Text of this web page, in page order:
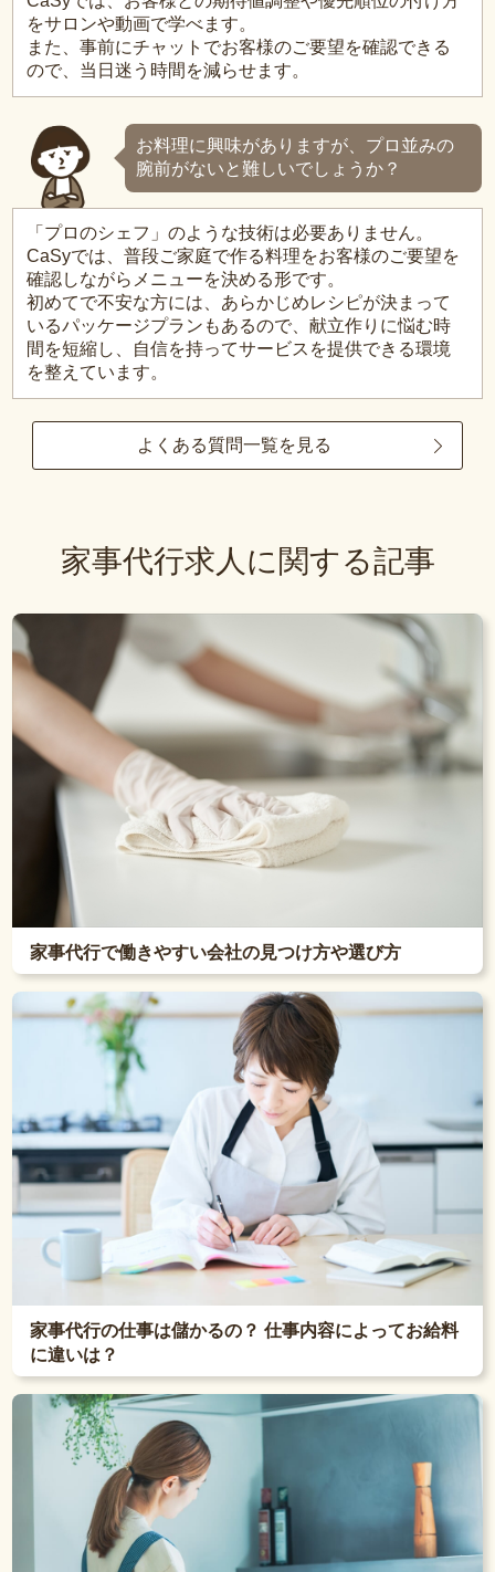
をサロンや動画で学べます。
また、事前にチャットでお客様のご要望を確認できる
ので、当日迷う時間を減らせます。
お料理に興味がありますが、プロ並みの
腕前がないと難しいでしょうか？
「プロのシェフ」のような技術は必要ありません。
CaSyでは、普段ご家庭で作る料理をお客様のご要望を
確認しながらメニューを決める形です。
初めてで不安な方には、あらかじめレシピが決まって
いるパッケージプランもあるので、献立作りに悩む時
間を短縮し、自信を持ってサービスを提供できる環境
を整えています。
よくある質問一覧を見る
家事代行求人に関する記事
家事代行で働きやすい会社の見つけ方や選び方
家事代行の仕事は儲かるの？ 仕事内容によってお給料
に違いは？